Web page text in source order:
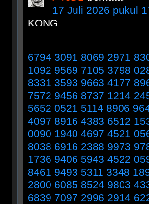
17 Juli 2026 pukul
KONG
6794 3091 8069 2971
1092 9569 7105 3798
8331 3593 9663 4177
7572 9456 8737 1214
5652 0521 5114 8906
4097 8916 4383 6512
0090 1940 4697 4521
8038 6916 2388 9973
1736 9406 5943 4522
8461 9493 5311 3348
2800 6085 8524 9803
6839 7097 2996 2914